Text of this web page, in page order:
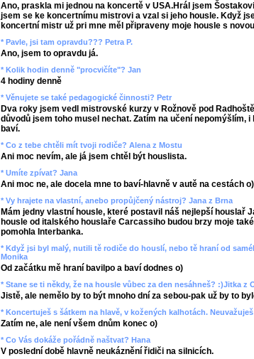
Ano, praskla mi jednou na koncertě v USA.Hrál jsem
jsem se ke koncertnímu mistrovi a vzal si jeho housle. Když
koncertní mistr už pri mne měl připraveny moje housle s
* Pavle, jsi tam opravdu??? Petra P.
Ano, jsem to opravdu já.
* Kolik hodin denně "procvičíte"? Jan
4 hodiny denně
* Věnujete se také pedagogické činnosti? Petr
Dva roky jsem vedl mistrovské kurzy v Rožnově pod
důvodů jsem toho musel nechat. Zatím na učení nepomýšlím, i
baví.
* Co z tebe chtěli mít tvoji rodiče? Alena z Mostu
Ani moc nevím, ale já jsem chtěl být houslista.
* Umíte zpívat? Jana
Ani moc ne, ale docela mne to baví-hlavně v autě na cestách o)
* Vy hrajete na vlastní, anebo propůjčený nástroj? Jana z Brna
Mám jedny vlastní housle, které postavil náš nejlepší houslař
housle od italského houslaře Carcassiho budou brzy moje
pomohla Interbanka.
* Když jsi byl malý, nutili tě rodiče do houslí, nebo tě hraní od
Monika
Od začátku mě hraní bavilpo a baví dodnes o)
* Stane se ti někdy, že na housle vůbec za den nesáhneš? :)Jitka z
Jistě, ale nemělo by to být mnoho dní za sebou-pak už by to
* Koncertuješ s šátkem na hlavě, v kožených kalhotách.
Zatím ne, ale není všem dnům konec o)
* Co Vás dokáže pořádně naštvat? Hana
V poslední době hlavně neukáznění řidiči na silnicích.